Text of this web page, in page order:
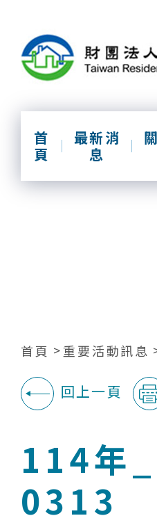
首
頁
最新消
息
首頁 重要活動訊息
回上一頁
114年
0313